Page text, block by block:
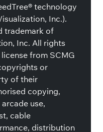
technology
Inc.).
trademark of
Inc. All rights
from SCMG
or
of their
copying,
use,
cable
distribution